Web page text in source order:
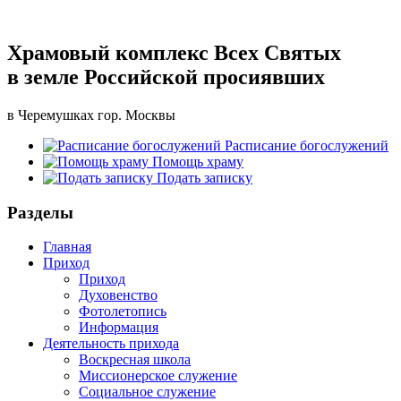
Храмовый комплекс Всех Святых
в земле Российской просиявших
в Черемушках гор. Москвы
Расписание богослужений
Помощь храму
Подать записку
Разделы
Главная
Приход
Приход
Духовенство
Фотолетопись
Информация
Деятельность прихода
Воскресная школа
Миссионерское служение
Социальное служение